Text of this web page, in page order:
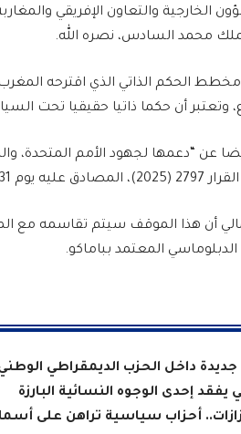
الخارجية والتعاون الإفريقي
محمد السادس، نصره الله.
مخطط الحكم الذاتي الذي اقترحه
وتعتبر أن حكما ذاتيا حقيقيا تحت
عن “دعمها لجهود الأمم المتحدة،
2025”.
أن هذا الموقف سيتم تقاسمه مع
المعتمد بباماكو.
جديدة داخل الحزب الديمقراطي
يفقد إحدى الوجوه النسائية البارزة
أحزاب سياسية تراهن على